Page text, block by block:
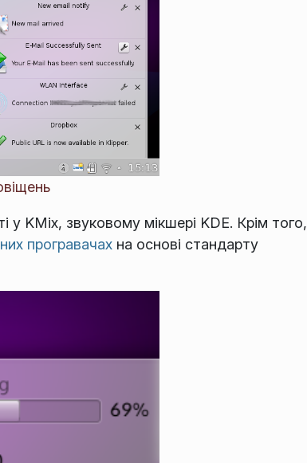
у KMix, звуковому мікшері KDE. Крім того,
програвачах на основі стандарту